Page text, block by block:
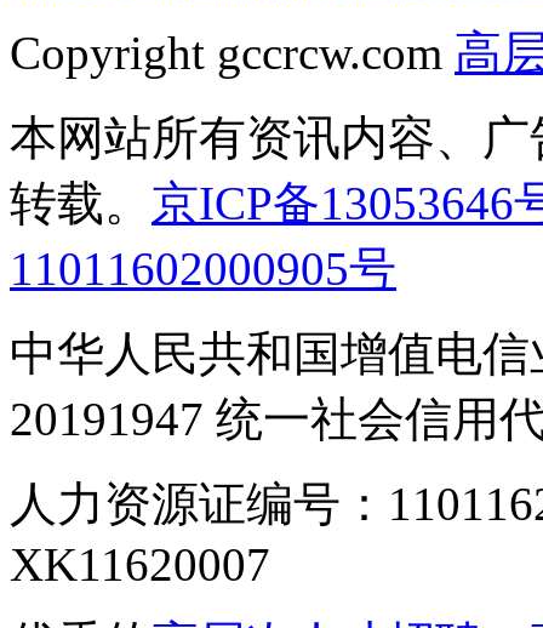
Copyright gccrcw.com 高
本网站所有资讯内容、
转载。 京ICP备13053646
11011602000905号
中华人民共和国增值电
20191947 统一社会信用
人力资源证编号：
XK11620007